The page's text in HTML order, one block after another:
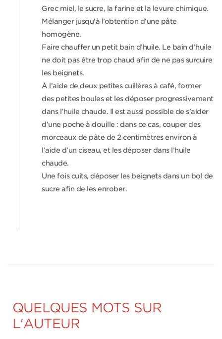
Grec miel, le sucre, la farine et la levure chimique.
Mélanger jusqu'à l’obtention d’une pâte
homogène.
Faire chauffer un petit bain d’huile. Le bain d’huile
ne doit pas être trop chaud afin de ne pas surcuire
les beignets.
À l’aide de deux petites cuillères à café, former
des petites boules et les déposer progressivement
dans l’huile chaude. Il est aussi possible de s’aider
d’une poche à douille : dans ce cas, couper des
morceaux de pâte de 2 centimètres environ à
l’aide d’un ciseau, et les déposer dans l’huile
chaude.
Une fois cuits, déposer les beignets dans un bol de
sucre afin de les enrober.
QUELQUES MOTS SUR
L'AUTEUR